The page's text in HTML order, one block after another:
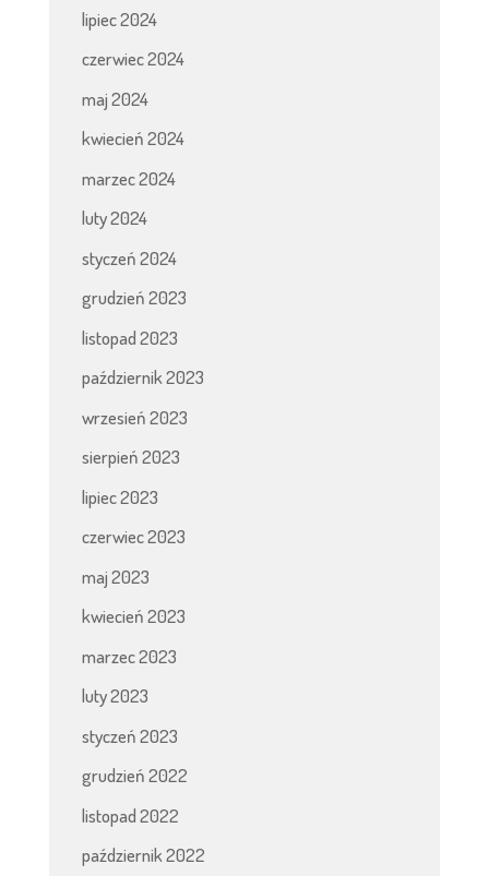
lipiec 2024
czerwiec 2024
maj 2024
kwiecień 2024
marzec 2024
luty 2024
styczeń 2024
grudzień 2023
listopad 2023
październik 2023
wrzesień 2023
sierpień 2023
lipiec 2023
czerwiec 2023
maj 2023
kwiecień 2023
marzec 2023
luty 2023
styczeń 2023
grudzień 2022
listopad 2022
październik 2022